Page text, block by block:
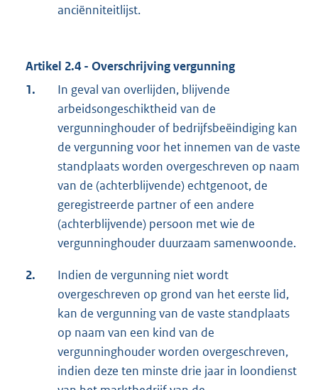
anciënniteitlijst.
Artikel 2.4 - Overschrijving vergunning
1.
In geval van overlijden, blijvende
arbeidsongeschiktheid van de
vergunninghouder of bedrijfsbeëindiging kan
de vergunning voor het innemen van de vaste
standplaats worden overgeschreven op naam
van de (achterblijvende) echtgenoot, de
geregistreerde partner of een andere
(achterblijvende) persoon met wie de
vergunninghouder duurzaam samenwoonde.
2.
Indien de vergunning niet wordt
overgeschreven op grond van het eerste lid,
kan de vergunning van de vaste standplaats
op naam van een kind van de
vergunninghouder worden overgeschreven,
indien deze ten minste drie jaar in loondienst